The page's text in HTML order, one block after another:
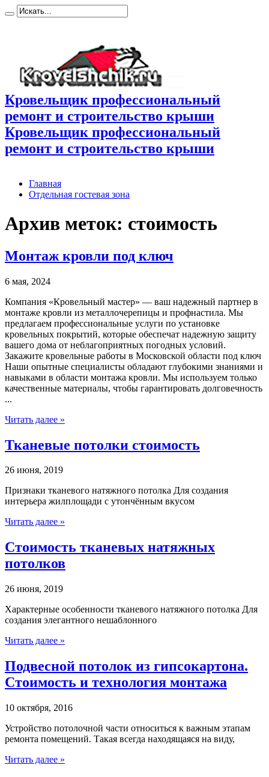
Кровельщик профессиональный
ремонт и строительство крыши
Кровельщик профессиональный
ремонт и строительство крыши
Главная
Отдельная гостевая зона
Архив меток: стоимость
Монтаж кровли под ключ
6 мая, 2024
Компания «Кровельный мастер» — ваш надежный партнер в
монтаже кровли из металлочерепицы и профнастила. Мы
предлагаем профессиональные услуги по установке
кровельных покрытий, которые обеспечат надежную защиту
вашего дома от неблагоприятных погодных условий.
Закажите кровельные работы в Московской области под ключ
Наши опытные специалисты обладают глубокими знаниями и
навыками в области монтажа кровли. Мы используем только
качественные материалы, чтобы гарантировать долговечность
...
Читать далее »
Тканевые потолки стоимость
26 июня, 2019
Признаки тканевого натяжного потолка Для создания
интерьера жилплощади с утончённым вкусом
Читать далее »
Стоимость тканевых натяжных
потолков
26 июня, 2019
Характерные особенности тканевого натяжного потолка Для
создания элегантного нешаблонного
Читать далее »
Подвесной потолок из гипсокартона.
Стоимость и технология монтажа
10 октября, 2016
Устройство потолочной части относиться к важным этапам
ремонта помещений. Такая всегда находящаяся на виду,
Читать далее »